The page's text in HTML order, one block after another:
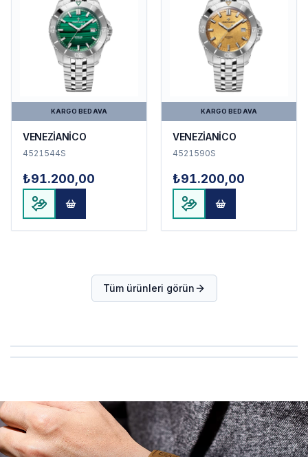
KARGO BEDAVA
VENEZİANİCO
4521544S
₺91.200,00
KARGO BEDAVA
VENEZİANİCO
4521590S
₺91.200,00
Tüm ürünleri görün